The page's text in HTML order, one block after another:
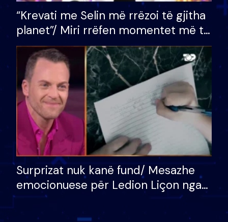
“Krevati me Selin më rrëzoi të gjitha
planet”/ Miri rrëfen momentet më të
bukura në shtëpinë e BB VIP: Do më
mungojë zilja e mëngjesit kur…
Surprizat nuk kanë fund/ Mesazhe
emocionuese për Ledion Liçon nga
nëna dhe fëmijët e tij, moderatori
nuk i mban dot lotët: Nuk meritoj…